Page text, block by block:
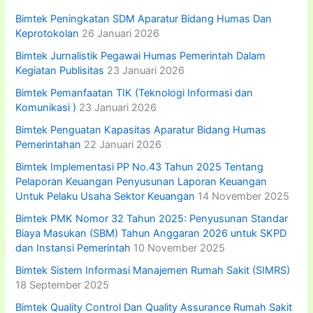
:Bimtek Peningkatan SDM Aparatur Bidang Humas Dan
Keprotokolan 26 Januari 2026
Bimtek Jurnalistik Pegawai Humas Pemerintah Dalam
Kegiatan Publisitas 23 Januari 2026
Bimtek Pemanfaatan TIK (Teknologi Informasi dan
Komunikasi ) 23 Januari 2026
Bimtek Penguatan Kapasitas Aparatur Bidang Humas
Pemerintahan 22 Januari 2026
Bimtek Implementasi PP No.43 Tahun 2025 Tentang
Pelaporan Keuangan Penyusunan Laporan Keuangan
Untuk Pelaku Usaha Sektor Keuangan 14 November 2025
Bimtek PMK Nomor 32 Tahun 2025: Penyusunan Standar
Biaya Masukan (SBM) Tahun Anggaran 2026 untuk SKPD
dan Instansi Pemerintah 10 November 2025
Bimtek Sistem Informasi Manajemen Rumah Sakit (SIMRS)
18 September 2025
Bimtek Quality Control Dan Quality Assurance Rumah Sakit